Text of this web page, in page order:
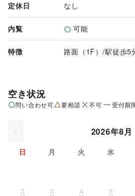
定休日 なし
内覧 可能
特徴 路面（1F）/駅徒歩5
空き状況
問い合わせ可 要相談 不可 受付期
2026年8月
日 月 火 水
2 3 4 5